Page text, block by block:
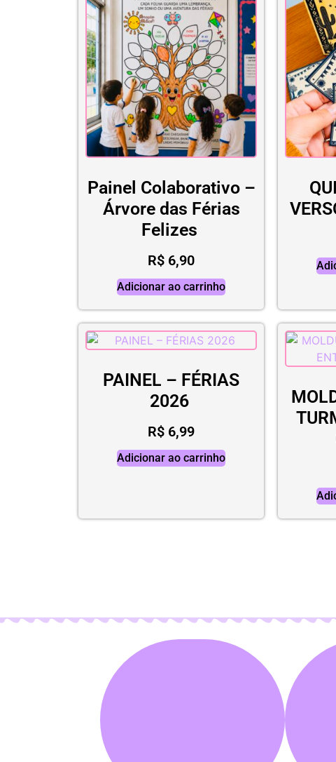
Painel Colaborativo –
Árvore das Férias
Felizes
R$ 6,90
Adicionar ao carrinho
PAINEL – FÉRIAS
2026
R$ 6,99
Adicionar ao carrinho